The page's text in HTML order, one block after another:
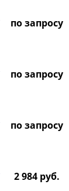
по запросу
по запросу
по запросу
2 984 руб.